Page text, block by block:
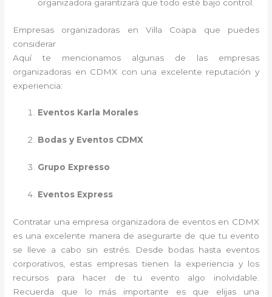
organizadora garantizará que todo esté bajo control.
Empresas organizadoras en Villa Coapa que puedes
considerar
Aquí te mencionamos algunas de las empresas
organizadoras en CDMX con una excelente reputación y
experiencia:
Eventos Karla Morales
Bodas y Eventos CDMX
Grupo Expresso
Eventos Express
Contratar una empresa organizadora de eventos en CDMX
es una excelente manera de asegurarte de que tu evento
se lleve a cabo sin estrés. Desde bodas hasta eventos
corporativos, estas empresas tienen la experiencia y los
recursos para hacer de tu evento algo inolvidable.
Recuerda que lo más importante es que elijas una